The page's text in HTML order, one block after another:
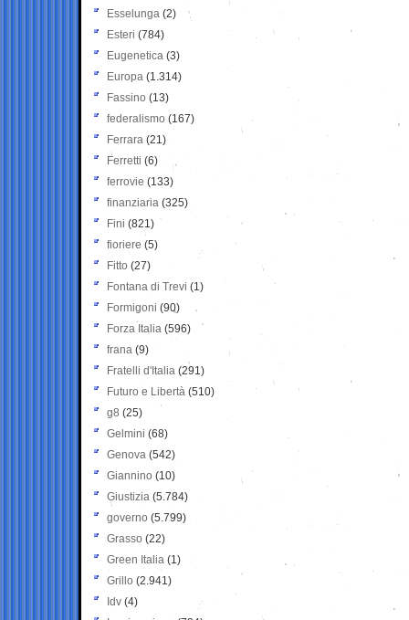
Esselunga (2)
Esteri (784)
Eugenetica (3)
Europa (1.314)
Fassino (13)
federalismo (167)
Ferrara (21)
Ferretti (6)
ferrovie (133)
finanziaria (325)
Fini (821)
fioriere (5)
Fitto (27)
Fontana di Trevi (1)
Formigoni (90)
Forza Italia (596)
frana (9)
Fratelli d'Italia (291)
Futuro e Libertà (510)
g8 (25)
Gelmini (68)
Genova (542)
Giannino (10)
Giustizia (5.784)
governo (5.799)
Grasso (22)
Green Italia (1)
Grillo (2.941)
Idv (4)